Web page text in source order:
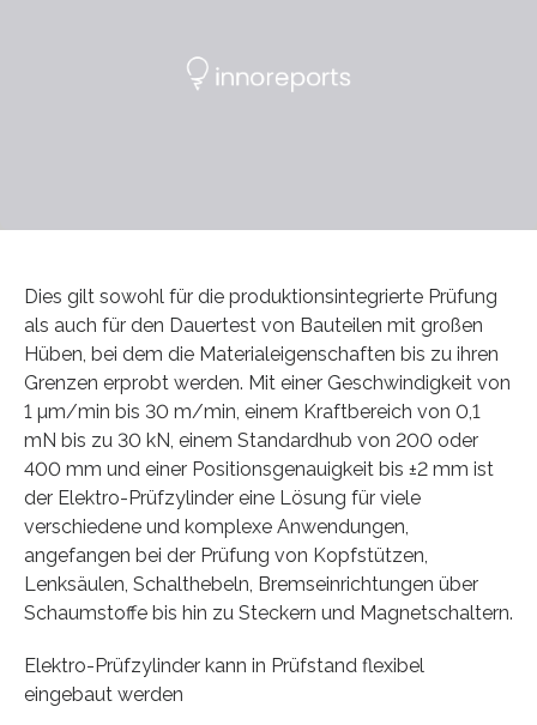
Dies gilt sowohl für die produktionsintegrierte Prüfung
als auch für den Dauertest von Bauteilen mit großen
Hüben, bei dem die Materialeigenschaften bis zu ihren
Grenzen erprobt werden. Mit einer Geschwindigkeit von
1 µm/min bis 30 m/min, einem Kraftbereich von 0,1
mN bis zu 30 kN, einem Standardhub von 200 oder
400 mm und einer Positionsgenauigkeit bis ±2 mm ist
der Elektro-Prüfzylinder eine Lösung für viele
verschiedene und komplexe Anwendungen,
angefangen bei der Prüfung von Kopfstützen,
Lenksäulen, Schalthebeln, Bremseinrichtungen über
Schaumstoffe bis hin zu Steckern und Magnetschaltern.
Elektro-Prüfzylinder kann in Prüfstand flexibel
eingebaut werden